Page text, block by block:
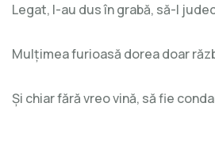
Legat, l-au dus în grabă, să-l
Mulțimea furioasă dorea doar
Și chiar fără vreo vină, să fie